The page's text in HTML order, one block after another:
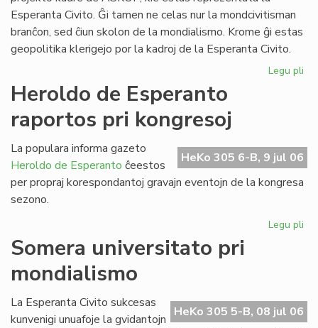
Esperanta Civito. Ĝi tamen ne celas nur la mondcivitisman
branĉon, sed ĉiun skolon de la mondialismo. Krome ĝi estas
geopolitika klerigejo por la kadroj de la Esperanta Civito.
Legu pli
Heroldo de Esperanto
raportos pri kongresoj
HeKo 305 6-B, 9 jul 06
La populara informa gazeto
Heroldo de Esperanto ĉeestos
per propraj korespondantoj gravajn eventojn de la kongresa
sezono.
Legu pli
pri
Somera universitato pri
mondialismo
HeKo 305 5-B, 08 jul 06
La Esperanta Civito sukcesas
kunvenigi unuafoje la gvidantojn